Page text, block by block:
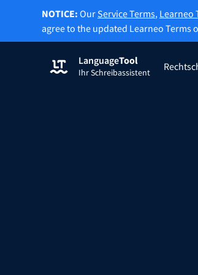
NOTICE: OurService Terms, Learneo
agree to the updated Learneo Terms
LanguageTool
Ihr Schreibassistent
Überprüft Ihren Text auf